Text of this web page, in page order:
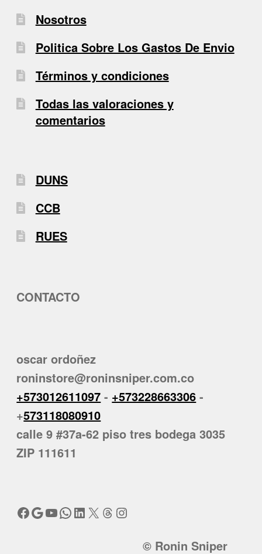
Nosotros
Politica Sobre Los Gastos De Envio
Términos y condiciones
Todas las valoraciones y
comentarios
DUNS
CCB
RUES
CONTACTO
oscar ordoñez
roninstore@roninsniper.com.co
+573012611097 - +573228663306 -
+573118080910
calle 9 #37a-62 piso tres bodega 3035
ZIP 111611
Facebook
Google
YouTube
WhatsApp
LinkedIn
X Threads
Instagram
© Ronin Sniper